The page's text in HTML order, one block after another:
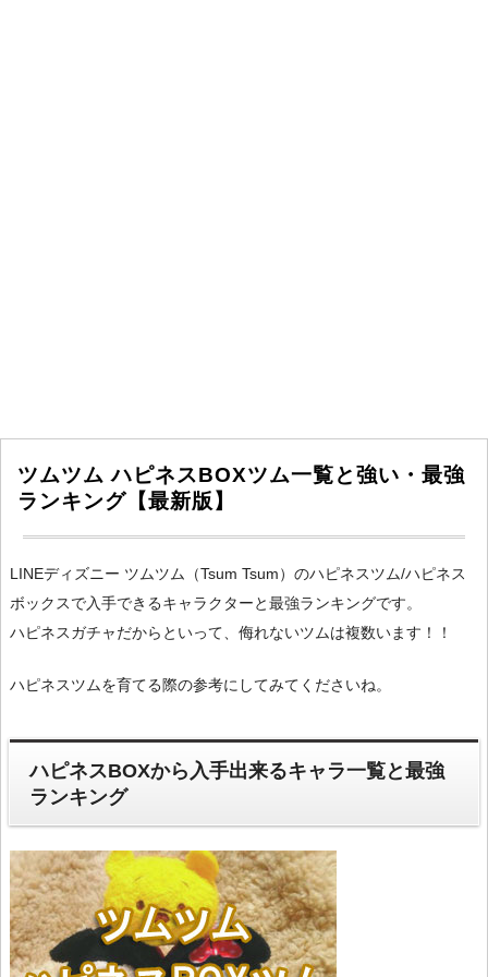
ツムツム ハピネスBOXツム一覧と強い・最強
ランキング【最新版】
LINEディズニー ツムツム（Tsum Tsum）のハピネスツム/ハピネス
ボックスで入手できるキャラクターと最強ランキングです。
ハピネスガチャだからといって、侮れないツムは複数います！！
ハピネスツムを育てる際の参考にしてみてくださいね。
ハピネスBOXから入手出来るキャラ一覧と最強
ランキング